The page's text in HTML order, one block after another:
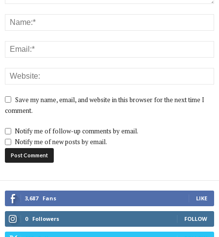
Save my name, email, and website in this browser for the next time I
comment.
Notify me of follow-up comments by email.
Notify me of new posts by email.
3,687 Fans LIKE
0 Followers FOLLOW